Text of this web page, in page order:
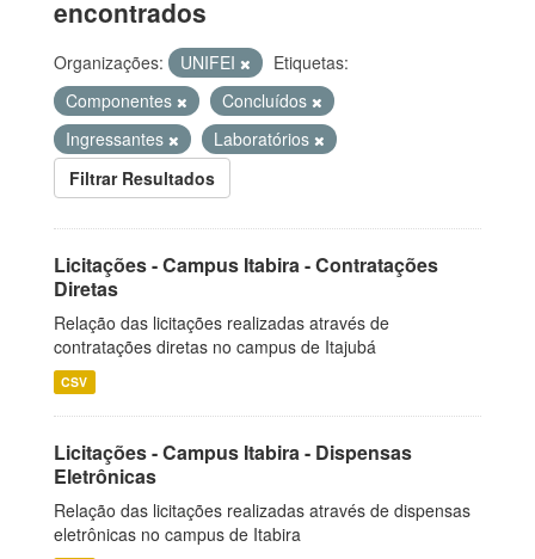
encontrados
Organizações: UNIFEI
Etiquetas:
Componentes
Concluídos
Ingressantes
Laboratórios
Filtrar Resultados
Licitações - Campus Itabira - Contratações
Diretas
Relação das licitações realizadas através de
contratações diretas no campus de Itajubá
CSV
Licitações - Campus Itabira - Dispensas
Eletrônicas
Relação das licitações realizadas através de dispensas
eletrônicas no campus de Itabira